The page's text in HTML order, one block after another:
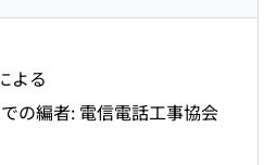
よる
の編者: 電信電話工事協会